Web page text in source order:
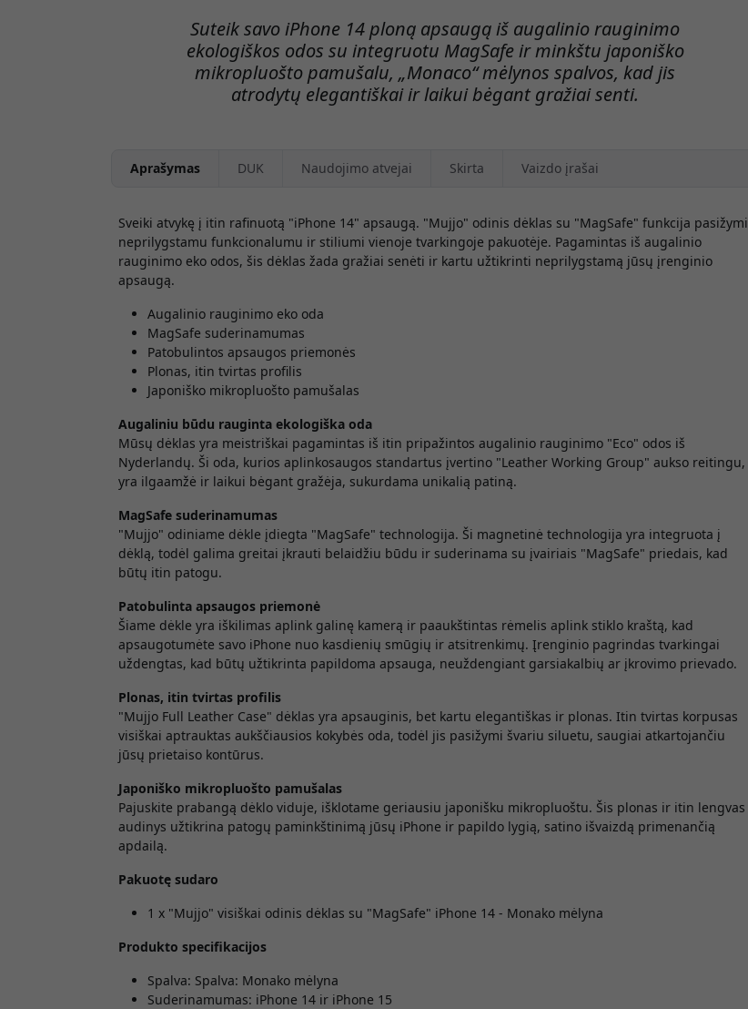
Suteik savo iPhone 14 ploną apsaugą iš augalinio rauginimo
ekologiškos odos su integruotu MagSafe ir minkštu japoniško
mikropluošto pamušalu, „Monaco“ mėlynos spalvos, kad jis
atrodytų elegantiškai ir laikui bėgant gražiai senti.
Aprašymas DUK Naudojimo atvejai Skirta Vaizdo įrašai
Sveiki atvykę į itin rafinuotą "iPhone 14" apsaugą. "Mujjo" odinis dėklas su "MagSafe" funkcija pasižymi
neprilygstamu funkcionalumu ir stiliumi vienoje tvarkingoje pakuotėje. Pagamintas iš augalinio
rauginimo eko odos, šis dėklas žada gražiai senėti ir kartu užtikrinti neprilygstamą jūsų įrenginio
apsaugą.
Augalinio rauginimo eko oda
MagSafe suderinamumas
Patobulintos apsaugos priemonės
Plonas, itin tvirtas profilis
Japoniško mikropluošto pamušalas
Augaliniu būdu rauginta ekologiška oda
Mūsų dėklas yra meistriškai pagamintas iš itin pripažintos augalinio rauginimo "Eco" odos iš
Nyderlandų. Ši oda, kurios aplinkosaugos standartus įvertino "Leather Working Group" aukso reitingu,
yra ilgaamžė ir laikui bėgant gražėja, sukurdama unikalią patiną.
MagSafe suderinamumas
"Mujjo" odiniame dėkle įdiegta "MagSafe" technologija. Ši magnetinė technologija yra integruota į
dėklą, todėl galima greitai įkrauti belaidžiu būdu ir suderinama su įvairiais "MagSafe" priedais, kad
būtų itin patogu.
Patobulinta apsaugos priemonė
Šiame dėkle yra iškilimas aplink galinę kamerą ir paaukštintas rėmelis aplink stiklo kraštą, kad
apsaugotumėte savo iPhone nuo kasdienių smūgių ir atsitrenkimų. Įrenginio pagrindas tvarkingai
uždengtas, kad būtų užtikrinta papildoma apsauga, neuždengiant garsiakalbių ar įkrovimo prievado.
Plonas, itin tvirtas profilis
"Mujjo Full Leather Case" dėklas yra apsauginis, bet kartu elegantiškas ir plonas. Itin tvirtas korpusas
visiškai aptrauktas aukščiausios kokybės oda, todėl jis pasižymi švariu siluetu, saugiai atkartojančiu
jūsų prietaiso kontūrus.
Japoniško mikropluošto pamušalas
Pajuskite prabangą dėklo viduje, išklotame geriausiu japonišku mikropluoštu. Šis plonas ir itin lengvas
audinys užtikrina patogų paminkštinimą jūsų iPhone ir papildo lygią, satino išvaizdą primenančią
apdailą.
Pakuotę sudaro
1 x "Mujjo" visiškai odinis dėklas su "MagSafe" iPhone 14 - Monako mėlyna
Produkto specifikacijos
Spalva: Spalva: Monako mėlyna
Suderinamumas: iPhone 14 ir iPhone 15